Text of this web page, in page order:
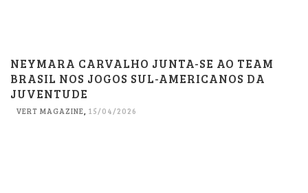
NEYMARA CARVALHO JUNTA-SE AO TEAM
BRASIL NOS JOGOS SUL-AMERICANOS DA
JUVENTUDE
VERT MAGAZINE, 15/04/2026